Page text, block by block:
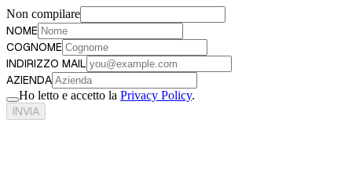
Non compilare
NOME
COGNOME
INDIRIZZO MAIL
AZIENDA
Ho letto e accetto la Privacy Policy.
INVIA